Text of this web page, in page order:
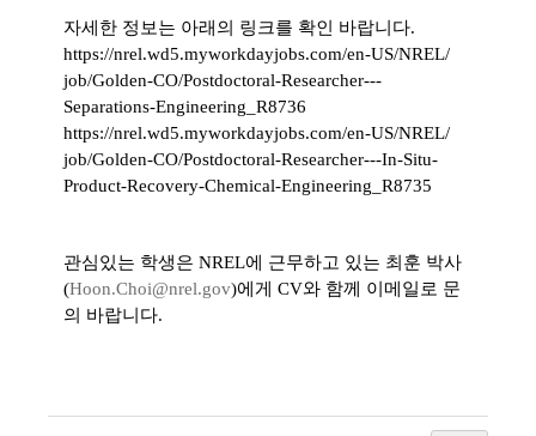
자세한 정보는 아래의 링크를 확인 바랍니다.
https://nrel.wd5.myworkdayjobs.com/en-US/NREL/
job/Golden-CO/Postdoctoral-Researcher---
Separations-Engineering_R8736
https://nrel.wd5.myworkdayjobs.com/en-US/NREL/
job/Golden-CO/Postdoctoral-Researcher---In-Situ-
Product-Recovery-Chemical-Engineering_ R8735
관심있는 학생은 NREL에 근무하고 있는 최훈 박사
(Hoon.Choi@nrel.gov)에 게 CV와 함께
이메일로 문
의 바랍니다.